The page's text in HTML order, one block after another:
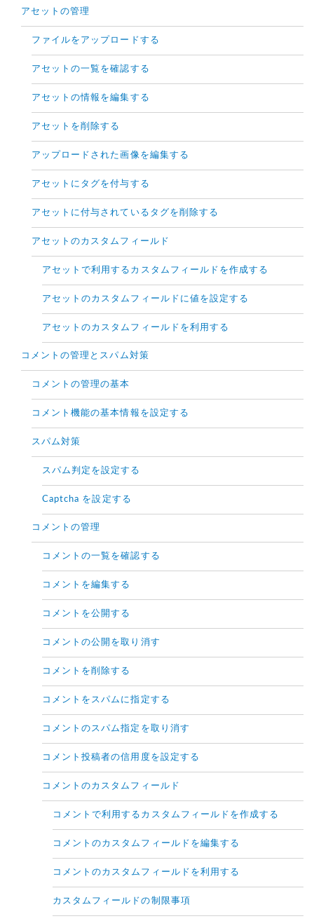
アセットの管理
ファイルをアップロードする
アセットの一覧を確認する
アセットの情報を編集する
アセットを削除する
アップロードされた画像を編集する
アセットにタグを付与する
アセットに付与されているタグを削除する
アセットのカスタムフィールド
アセットで利用するカスタムフィールドを作成する
アセットのカスタムフィールドに値を設定する
アセットのカスタムフィールドを利用する
コメントの管理とスパム対策
コメントの管理の基本
コメント機能の基本情報を設定する
スパム対策
スパム判定を設定する
Captcha を設定する
コメントの管理
コメントの一覧を確認する
コメントを編集する
コメントを公開する
コメントの公開を取り消す
コメントを削除する
コメントをスパムに指定する
コメントのスパム指定を取り消す
コメント投稿者の信用度を設定する
コメントのカスタムフィールド
コメントで利用するカスタムフィールドを作成する
コメントのカスタムフィールドを編集する
コメントのカスタムフィールドを利用する
カスタムフィールドの制限事項